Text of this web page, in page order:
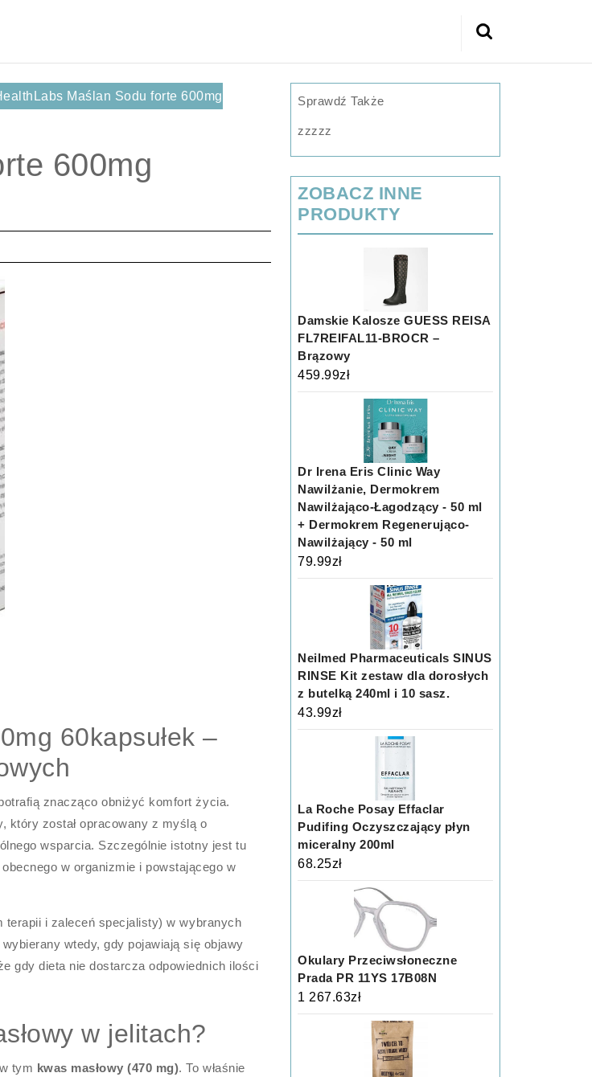
Search
Maślan Sodu forte 600mg
600mg
60kapsułek –
znacząco obniżyć komfort życia.
który został opracowany z myślą o
wsparcia. Szczególnie istotny jest tu
w organizmie i powstającego w
i zaleceń specjalisty) w wybranych
wtedy, gdy pojawiają się objawy
gdy dieta nie dostarcza odpowiednich ilości
w jelitach?
tym kwas masłowy (470 mg). To właśnie
Sprawdź Także
zzzzz
ZOBACZ INNE
PRODUKTY
Damskie Kalosze GUESS REISA
FL7REIFAL11-BROCR –
Brązowy
459.99zł
Dr Irena Eris Clinic Way
Nawilżanie, Dermokrem
Nawilżająco-Łagodzący - 50 ml
+ Dermokrem Regenerująco-
Nawilżający - 50 ml
79.99zł
Neilmed Pharmaceuticals SINUS
RINSE Kit zestaw dla dorosłych
z butelką 240ml i 10 sasz.
43.99zł
La Roche Posay Effaclar
Pudifing Oczyszczający płyn
miceralny 200ml
68.25zł
Okulary Przeciwsłoneczne
Prada PR 11YS 17B08N
1 267.63zł